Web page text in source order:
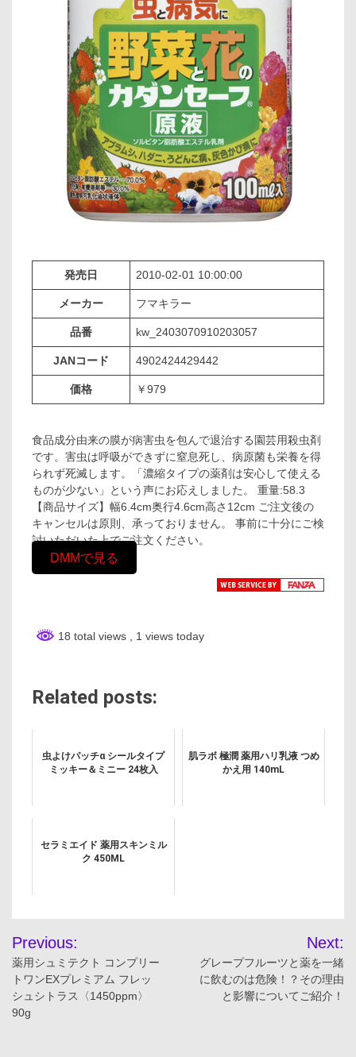
発売日 2010-02-01 10:00:00
メーカー フマキラー
品番 kw_2403070910203057
JANコード 4902424429442
価格 ￥979
食品成分由来の膜が病害虫を包んで退治する園芸用殺虫剤
です。害虫は呼吸ができずに窒息死し、病原菌も栄養を得
られず死滅します。「濃縮タイプの薬剤は安心して使える
ものが少ない」という声にお応えしました。 重量:58.3
【商品サイズ】幅6.4cm奥行4.6cm高さ12cm ご注文後の
キャンセルは原則、承っておりません。 事前に十分にご検
討いただいた上でご注文ください。
DMMで見る
18 total views , 1 views today
Related posts:
虫よけパッチα シールタイプ
ミッキー＆ミニー 24枚入
肌ラボ 極潤 薬用ハリ乳液 つめ
かえ用 140mL
セラミエイド 薬用スキンミル
ク 450ML
投
稿
ナ
Previous:
薬用シュミテクト コンプリー
トワンEXプレミアム フレッ
シュシトラス〈1450ppm〉
90g
Next:
グレープフルーツと薬を一緒
に飲むのは危険！？その理由
と影響についてご紹介！